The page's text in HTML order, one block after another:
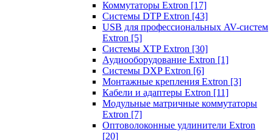
Коммутаторы Extron [17]
Системы DTP Extron [43]
USB для профессиональных AV-систем
Extron [5]
Системы XTP Extron [30]
Аудиооборудование Extron [1]
Системы DXP Extron [6]
Монтажные крепления Extron [3]
Кабели и адаптеры Extron [11]
Модульные матричные коммутаторы
Extron [7]
Оптоволоконные удлинители Extron
[20]